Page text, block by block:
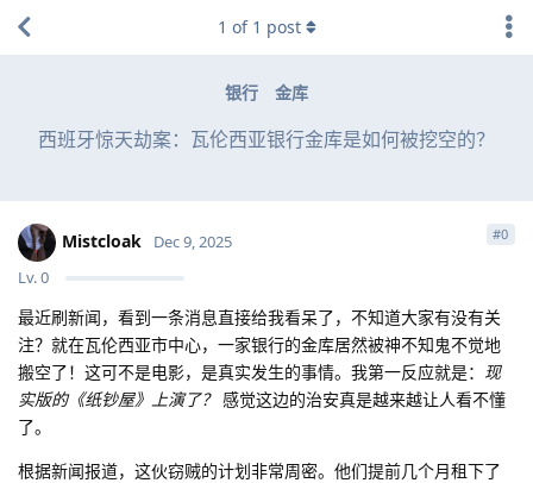
银行 金库
西班牙惊天劫案：瓦伦西亚银行金库是如何被挖空的？
1 of 1 post
Mistcloak
Lv.0
Dec 9, 2025 #0
最近刷新闻，看到一条消息直接给我看呆了，不知道大家有没有关
注？就在瓦伦西亚市中心，一家银行的金库居然被神不知鬼不觉地
搬空了！这可不是电影，是真实发生的事情。我第一反应就是： 现
实版的《纸钞屋》上演了？ 感觉这边的治安真是越来越让人看不懂
了。
根据新闻报道，这伙窃贼的计划非常周密。他们提前几个月租下了